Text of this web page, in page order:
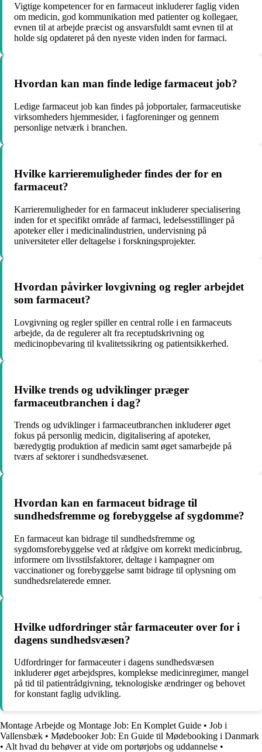
Vigtige kompetencer for en farmaceut inkluderer faglig viden
om medicin, god kommunikation med patienter og kollegaer,
evnen til at arbejde præcist og ansvarsfuldt samt evnen til at
holde sig opdateret på den nyeste viden inden for farmaci.
Hvordan kan man finde ledige farmaceut job?
Ledige farmaceut job kan findes på jobportaler, farmaceutiske
virksomheders hjemmesider, i fagforeninger og gennem
personlige netværk i branchen.
Hvilke karrieremuligheder findes der for en
farmaceut?
Karrieremuligheder for en farmaceut inkluderer specialisering
inden for et specifikt område af farmaci, ledelsesstillinger på
apoteker eller i medicinalindustrien, undervisning på
universiteter eller deltagelse i forskningsprojekter.
Hvordan påvirker lovgivning og regler arbejdet
som farmaceut?
Lovgivning og regler spiller en central rolle i en farmaceuts
arbejde, da de regulerer alt fra receptudskrivning og
medicinopbevaring til kvalitetssikring og patientsikkerhed.
Hvilke trends og udviklinger præger
farmaceutbranchen i dag?
Trends og udviklinger i farmaceutbranchen inkluderer øget
fokus på personlig medicin, digitalisering af apoteker,
bæredygtig produktion af medicin samt øget samarbejde på
tværs af sektorer i sundhedsvæsenet.
Hvordan kan en farmaceut bidrage til
sundhedsfremme og forebyggelse af sygdomme?
En farmaceut kan bidrage til sundhedsfremme og
sygdomsforebyggelse ved at rådgive om korrekt medicinbrug,
informere om livsstilsfaktorer, deltage i kampagner om
vaccinationer og forebyggelse samt bidrage til oplysning om
sundhedsrelaterede emner.
Hvilke udfordringer står farmaceuter over for i
dagens sundhedsvæsen?
Udfordringer for farmaceuter i dagens sundhedsvæsen
inkluderer øget arbejdspres, komplekse medicinregimer, mangel
på tid til patientrådgivning, teknologiske ændringer og behovet
for konstant faglig udvikling.
Montage Arbejde og Montage Job: En Komplet Guide • Job i
Vallensbæk • Mødebooker Job: En Guide til Mødebooking i Danmark
• Alt hvad du behøver at vide om portørjobs og uddannelse •